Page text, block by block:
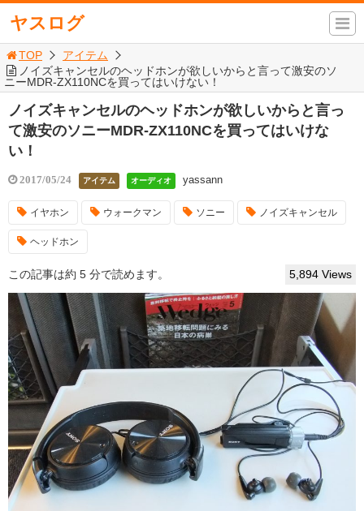
ヤスログ
TOP
アイテム
ノイズキャンセルのヘッドホンが欲しいからと言って激安のソ
ニーMDR-ZX110NCを買ってはいけない！
ノイズキャンセルのヘッドホンが欲しいからと言っ
て激安のソニーMDR-ZX110NCを買ってはいけな
い！
2017/05/24 アイテム オーディオ yassann
イヤホン ウォークマン ソニー ノイズキャンセル
ヘッドホン
この記事は約 5 分で読めます。 5,894 Views